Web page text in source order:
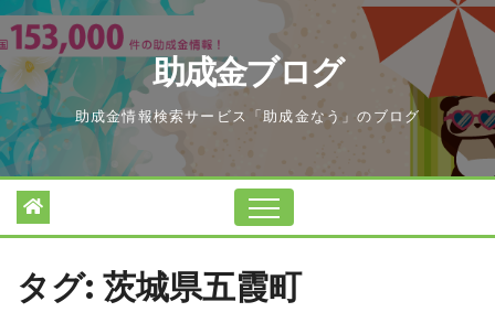
Skip
to
content
助成金ブログ
助成金情報検索サービス「助成金なう」のブログ
タグ: 茨城県五霞町